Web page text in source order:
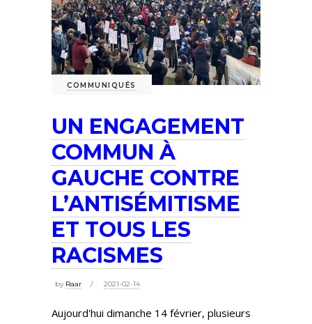
COMMUNIQUÉS
UN ENGAGEMENT
COMMUN À
GAUCHE CONTRE
L’ANTISÉMITISME
ET TOUS LES
RACISMES
by Raar 2021-02-14
Aujourd'hui dimanche 14 février, plusieurs